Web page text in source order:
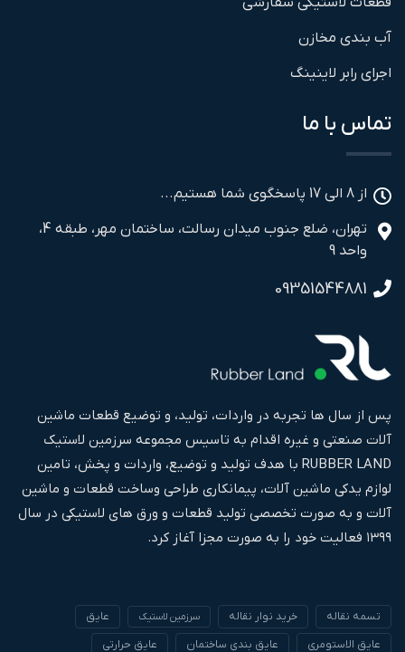
آب بندی مخازن
اجرای رابر لاینینگ
تماس با ما
از 8 الی 17 پاسخگوی شما هستیم...
تهران، ضلع جنوب میدان رسالت، ساختمان مهر، طبقه 4،
واحد 9
09351544881
پس از سال ها تجربه در واردات، تولید، و توضیع قطعات ماشین
آلات صنعتی و غیره اقدام به تاسیس مجموعه سرزمین لاستیک
RUBBER LAND با هدف تولید و توضیع، واردات و پخش، تامین
لوازم یدکی ماشین آلات، پیمانکاری طراحی وساخت قطعات و ماشین
آلات و به صورت تخصصی تولید قطعات و ورق های لاستیکی در سال
۱۳۹۹ فعالیت خود را به صورت مجزا آغاز کرد.
تسمه نقاله خرید نوار نقاله سرزمین لاستیک
عایق
عایق الاستومری
عایق بندی ساختمان عایق حرارتی